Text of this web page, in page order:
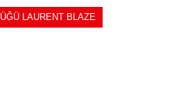
LAURENT BLAZE